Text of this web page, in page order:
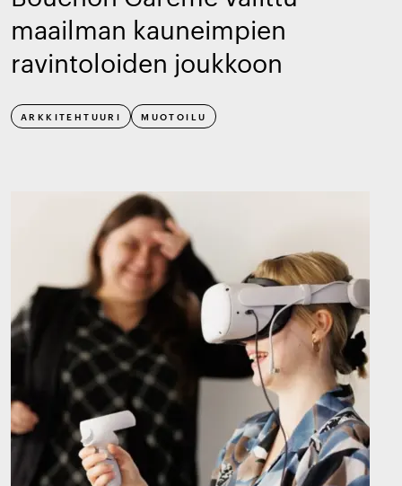
maailman kauneimpien
ravintoloiden joukkoon
ARKKITEHTUURI MUOTOILU